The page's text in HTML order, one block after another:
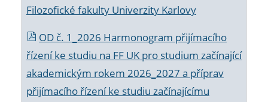
Filozofické fakulty Univerzity Karlovy
OD č. 1_2026 Harmonogram přijímacího
řízení ke studiu na FF UK pro studium začínající
akademickým rokem 2026_2027 a příprav
přijímacího řízení ke studiu začínajícímu